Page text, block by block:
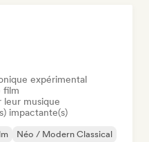
expérimental
film
leur musique
impactante(s)
Néo / Modern Classical